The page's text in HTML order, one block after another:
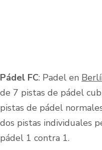
Pádel FC: Padel en
de 7 pistas de pádel
pistas de pádel
dos pistas individuales
pádel 1 contra 1.